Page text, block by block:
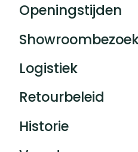
Openingstijden
Logistiek
Retourbeleid
Historie